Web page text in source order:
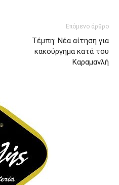
Επόμενο άρθρο
Τέμπη: Νέα αίτηση για
κακούργημα κατά του
Καραμανλή